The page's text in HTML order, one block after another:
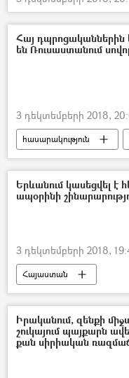
Հայ դպրոցականներին
են Ռուսաստանում
3 դեկտեմբերի 2018,
հասարակություն
Երևանում կասեցվել է
ապօրինի
3 դեկտեմբերի 2018,
Հայաստան
Իրականում, զենքի
շուկայում պայքարն
քան սիրիական